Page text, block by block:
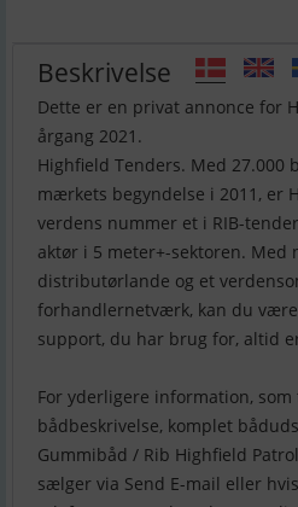
Beskrivelse
Dette er en privat annonce for
årgang 2021.
Highfield Tenders. Med 27.000
mærkets begyndelse i 2011, er
verdens nummer et i RIB-
aktør i 5 meter+-sektoren. Med
distributørlande og et
forhandlernetværk, kan du
support, du har brug for, altid
For yderligere information,
bådbeskrivelse, komplet
Gummibåd / Rib Highfield
sælger via Send E-mail eller